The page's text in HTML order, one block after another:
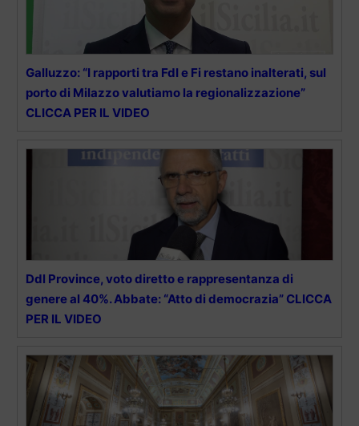
Galluzzo: “I rapporti tra FdI e Fi restano inalterati, sul
porto di Milazzo valutiamo la regionalizzazione”
CLICCA PER IL VIDEO
Ddl Province, voto diretto e rappresentanza di
genere al 40%. Abbate: “Atto di democrazia” CLICCA
PER IL VIDEO